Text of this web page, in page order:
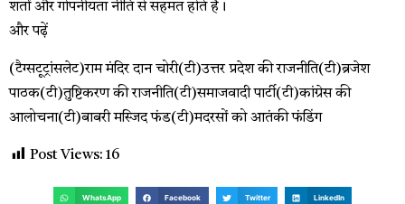
शर्तों और गोपनीयता नीति से सहमत होते हैं।
और पढ़ें
(टैग्सटूट्रांसलेट)राम मंदिर दान चोरी(टी)उत्तर प्रदेश की राजनीति(टी)ब्रजेश
पाठक(टी)तुष्टिकरण की राजनीति(टी)समाजवादी पार्टी(टी)कांग्रेस की
आलोचना(टी)बाबरी मस्जिद फंड(टी)मदरसों को आतंकी फंडिंग
Post Views: 16
WhatsApp Facebook Twitter LinkedIn